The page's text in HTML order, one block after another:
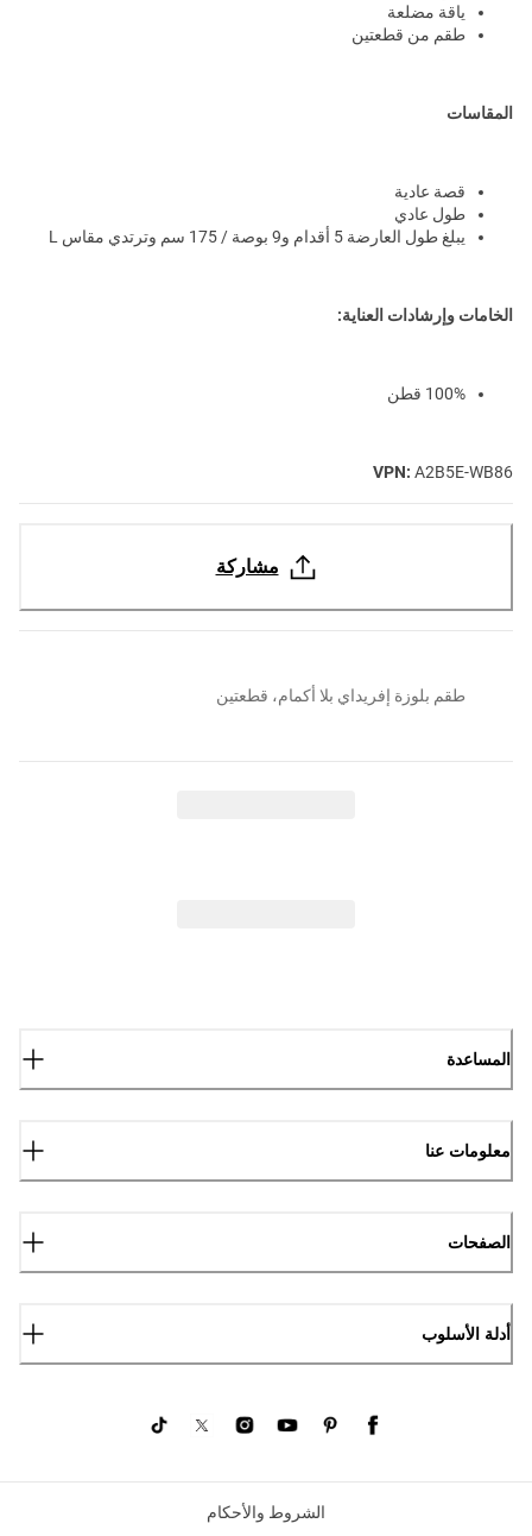
ياقة مضلعة
طقم من قطعتين
المقاسات
قصة عادية
طول عادي
يبلغ طول العارضة 5 أقدام و9 بوصة / 175 سم وترتدي مقاس L
الخامات وإرشادات العناية:
100% قطن
VPN: A2B5E-WB86
مشاركة
طقم بلوزة إفريداي بلا أكمام، قطعتين
المساعدة
معلومات عنا
الصفحات
أدلة الأسلوب
الشروط والأحكام